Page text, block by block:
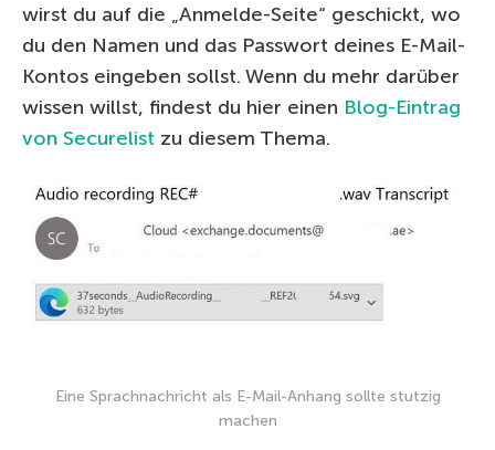
wirst du auf die „Anmelde-Seite“ geschickt, wo
du den Namen und das Passwort deines E-Mail-
Kontos eingeben sollst. Wenn du mehr darüber
wissen willst, findest du hier einen Blog-Eintrag
von Securelist zu diesem Thema.
Eine Sprachnachricht als E-Mail-Anhang sollte stutzig
machen